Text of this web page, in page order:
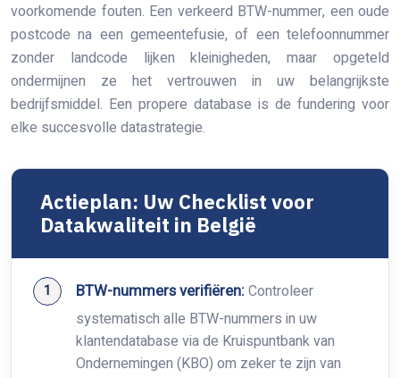
voorkomende fouten. Een verkeerd BTW-nummer, een oude
postcode na een gemeentefusie, of een telefoonnummer
zonder landcode lijken kleinigheden, maar opgeteld
ondermijnen ze het vertrouwen in uw belangrijkste
bedrijfsmiddel. Een propere database is de fundering voor
elke succesvolle datastrategie.
Actieplan: Uw Checklist voor
Datakwaliteit in België
BTW-nummers verifiëren:Controleer
systematisch alle BTW-nummers in uw
klantendatabase via de Kruispuntbank van
Ondernemingen (KBO) om zeker te zijn van